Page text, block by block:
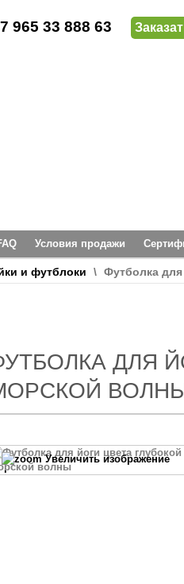
965 33 888 63
Условия продажи
и футблоки \ Футболка
ДЛЯ
Увеличить изображение